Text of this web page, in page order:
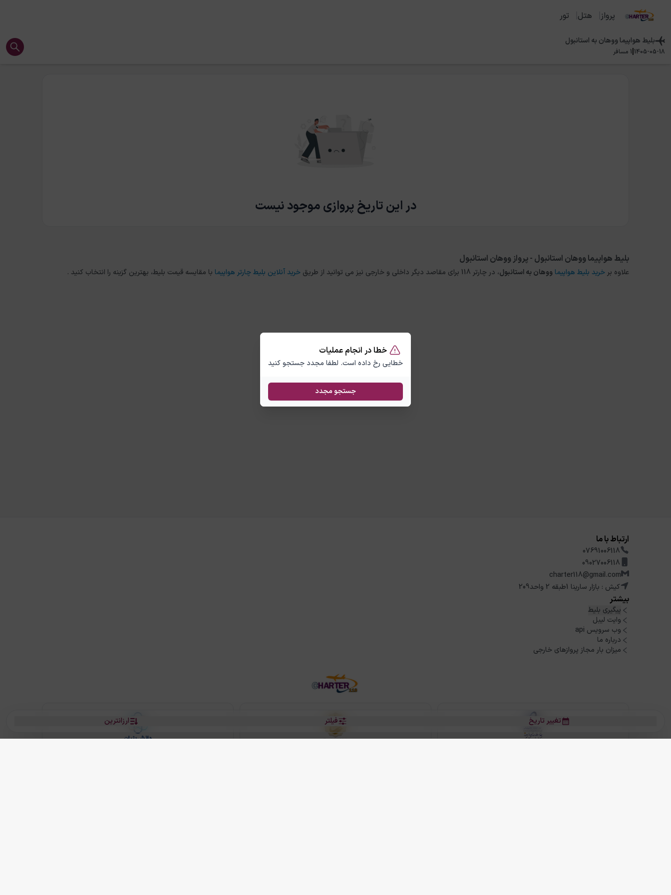
خطا در انجام عملیات
خطایی رخ داده است. لطفا مجدد جستجو کنید
جستجو مجدد
پرواز هتل تور
بلیط هواپیماووهان به استانبول
1405-05-18
|
1 مسافر
در این تاریخ پروازی موجود نیست
ارزانترین فیلتر تغییر تاریخ
بلیط هواپیما ووهان استانبول - پرواز ووهان استانبول
علاوه بر خرید بلیط هواپیما ووهانبهاستانبول، در چارتر 118 برای مقاصد دیگر داخلی و خارجی نیز می توانید از طریق خرید آنلاین بلیط چارتر هواپیما با مقایسه قیمت بلیط، بهترین گزینه را انتخاب کنید .
ارتباط با ما
07691006118
09027006118
charter118@gmail.com
کیش : بازار سارینا 1طبقه 2 واحد209
بیشتر
پیگیری بلیط
وایت لیبل
وب سرویس api
درباره ما
میزان بار مجاز پروازهای خارجی